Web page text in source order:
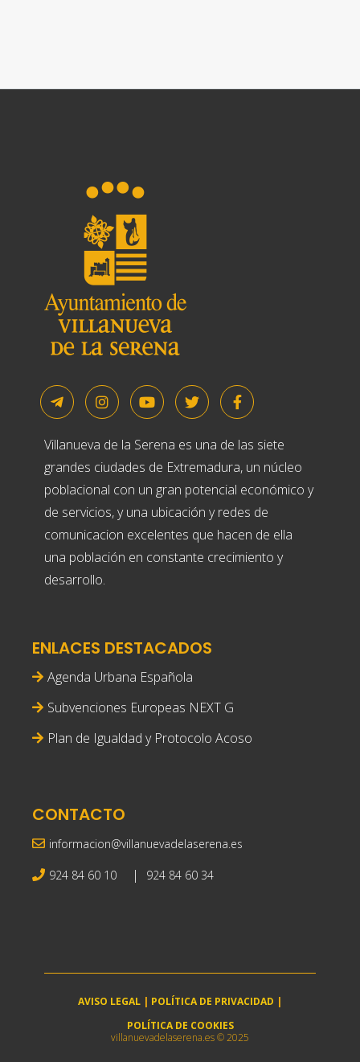
Villanueva de la Serena es una de las siete
grandes ciudades de Extremadura, un núcleo
poblacional con un gran potencial económico y
de servicios, y una ubicación y redes de
comunicacion excelentes que hacen de ella
una población en constante crecimiento y
desarrollo.
ENLACES DESTACADOS
Agenda Urbana Española
Subvenciones Europeas NEXT G
Plan de Igualdad y Protocolo Acoso
CONTACTO
informacion@villanuevadelaserena.es
924 84 60 10 | 924 84 60 34
AVISO LEGAL | POLÍTICA DE PRIVACIDAD |
POLÍTICA DE COOKIES
villanuevadelaserena.es © 2025